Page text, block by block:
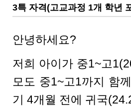
3특 자격(고교과정 1개 학년
안녕하세요?
저희 아이가 중1~고
모도 중1~고1까지 함
기 4개월 전에 귀국